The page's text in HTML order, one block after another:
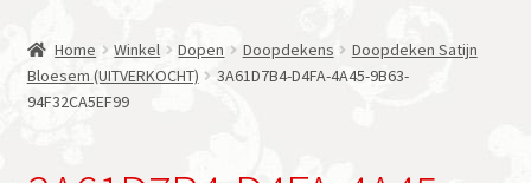
Contact
Home Winkel Dopen Doopdekens
Doopdeken Satijn
Bloesem (UITVERKOCHT)
3A61D7B4-D4FA-4A45-9B63-
94F32CA5EF99